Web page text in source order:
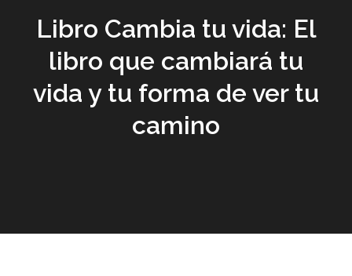
Libro Cambia tu vida: El
libro que cambiará tu
vida y tu forma de ver tu
camino